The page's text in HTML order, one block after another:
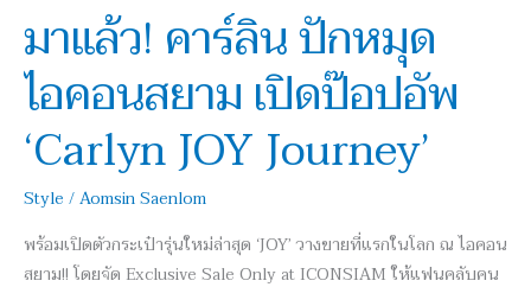
มาแล้ว! คาร์ลิน ปักหมุด
ไอคอนสยาม เปิดป๊อปอัพ
‘Carlyn JOY Journey’
Style /Aomsin Saenlom
พร้อมเปิดตัวกระเป๋ารุ่นใหม่ล่าสุด ‘JOY’ วางขายที่แรกในโลก ณ ไอคอน
สยาม!! โดยจัด Exclusive Sale Only at ICONSIAM ให้แฟนคลับคน
ปัก
หมุด
ไอคอน
สยาม
เปิด
ปอัพ
‘Carlyn
JOY